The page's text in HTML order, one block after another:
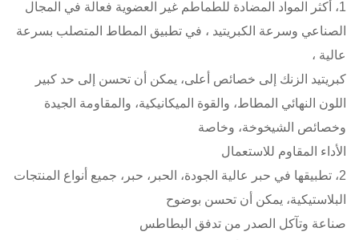
1، أكثر المواد المضادة للطماطم غير العضوية فعالة في المجال
الصناعي وسرعة الكبريتيد ، في تطبيق المطاط المتصلب بسرعة
عالية ،
كبريتيد الزنك إلى خصائص أعلى، يمكن أن تحسن إلى حد كبير
اللون النهائي المطاط، والقوة الميكانيكية، والمقاومة الجيدة
وخصائص الشيخوخة، وخاصة
الأداء المقاوم للاستعمال
2، تطبيقها في حبر عالية الجودة، الحبر، حبر، جميع أنواع المنتجات
البلاستيكية، يمكن أن تحسن بوضوح
صناعة وتآكل الصدر من تدفق البطاطس